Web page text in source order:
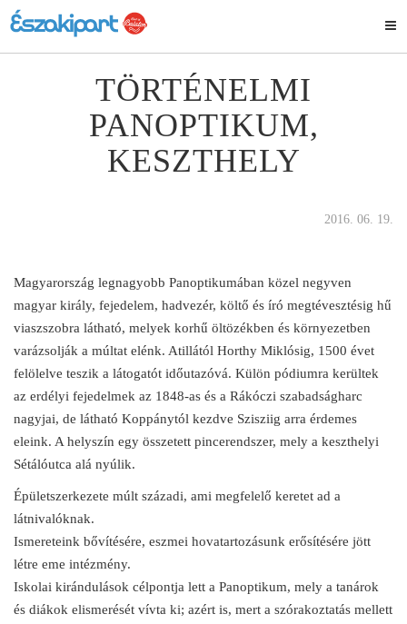
TÖRTÉNELMI
PANOPTIKUM,
KESZTHELY
2016. 06. 19.
Magyarország legnagyobb Panoptikumában közel negyven
magyar király, fejedelem, hadvezér, költő és író megtévesztésig hű
viaszszobra látható, melyek korhű öltözékben és környezetben
varázsolják a múltat elénk. Atillától Horthy Miklósig, 1500 évet
felölelve teszik a látogatót időutazóvá. Külön pódiumra kerültek
az erdélyi fejedelmek az 1848-as és a Rákóczi szabadságharc
nagyjai, de látható Koppánytól kezdve Szisziig arra érdemes
eleink. A helyszín egy összetett pincerendszer, mely a keszthelyi
Sétálóutca alá nyúlik.
Épületszerkezete múlt századi, ami megfelelő keretet ad a
látnivalóknak.
Ismereteink bővítésére, eszmei hovatartozásunk erősítésére jött
létre eme intézmény.
Iskolai kirándulások célpontja lett a Panoptikum, mely a tanárok
és diákok elismerését vívta ki; azért is, mert a szórakoztatás mellett